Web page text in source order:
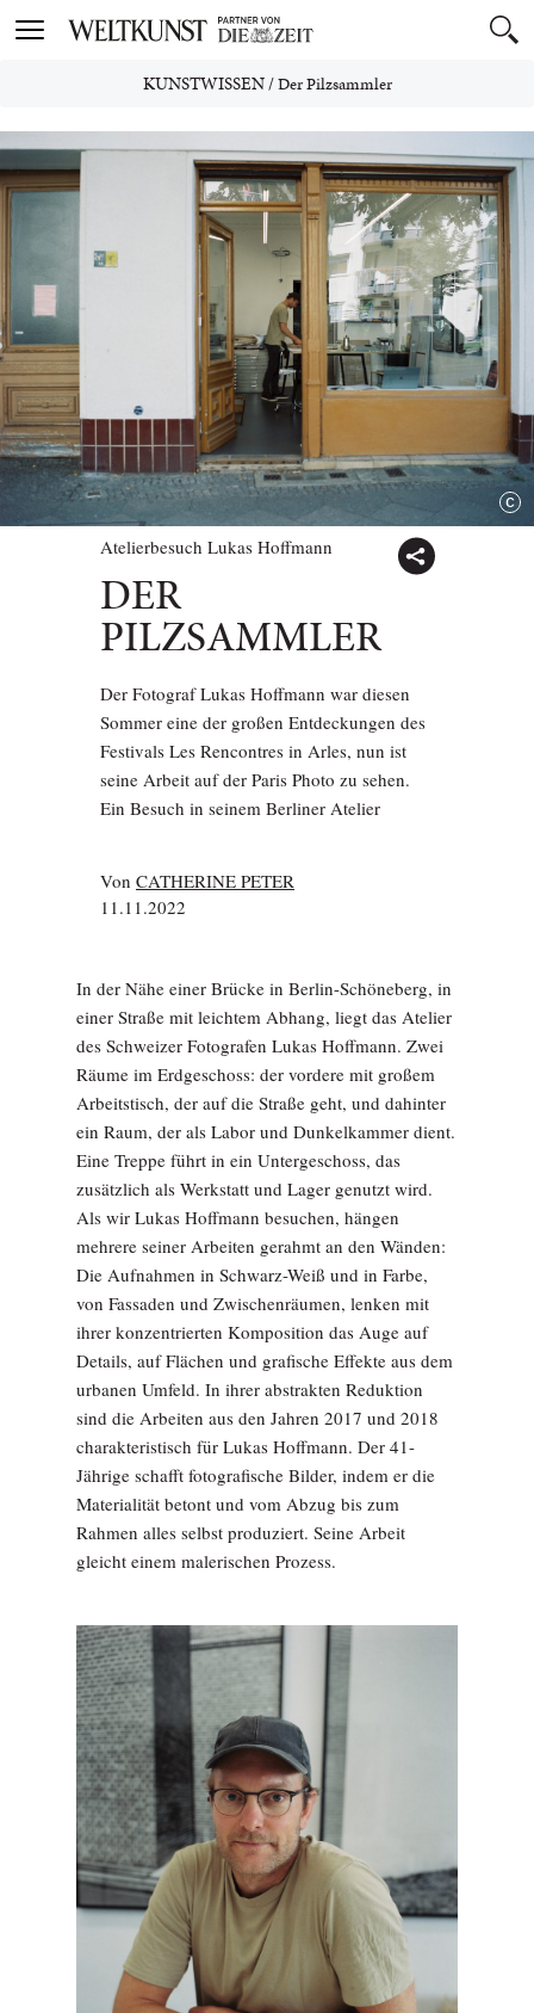
Toggle
KUNSTWISSEN/Der Pilzsammler
Atelierbesuch Lukas Hoffmann
DER
PILZSAMMLER
Der Fotograf Lukas Hoffmann war diesen
Sommer eine der großen Entdeckungen des
Festivals Les Rencontres in Arles, nun ist
seine Arbeit auf der Paris Photo zu sehen.
Ein Besuch in seinem Berliner Atelier
Von CATHERINE PETER
11.11.2022
In der Nähe einer Brücke in Berlin-Schöneberg, in
einer Straße mit leichtem Abhang, liegt das Atelier
des Schweizer Fotografen Lukas Hoffmann. Zwei
Räume im Erdgeschoss: der vordere mit großem
Arbeitstisch, der auf die Straße geht, und dahinter
ein Raum, der als Labor und Dunkelkammer dient.
Eine Treppe führt in ein Untergeschoss, das
zusätzlich als Werkstatt und Lager genutzt wird.
Als wir Lukas Hoffmann besuchen, hängen
mehrere seiner Arbeiten gerahmt an den Wänden:
Die Aufnahmen in Schwarz-Weiß und in Farbe,
von Fassaden und Zwischenräumen, lenken mit
ihrer konzentrierten Komposition das Auge auf
Details, auf Flächen und grafische Effekte aus dem
urbanen Umfeld. In ihrer abstrakten Reduktion
sind die Arbeiten aus den Jahren 2017 und 2018
charakteristisch für Lukas Hoffmann. Der 41-
Jährige schafft fotografische Bilder, indem er die
Materialität betont und vom Abzug bis zum
Rahmen alles selbst produziert. Seine Arbeit
gleicht einem malerischen Prozess.